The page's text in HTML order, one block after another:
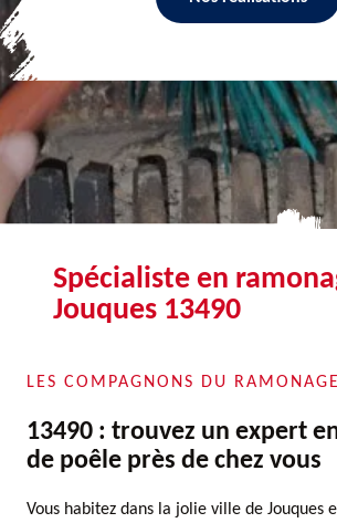
Spécialiste en
Jouques 13490
LES COMPAGNONS DU RAMONAGE
13490 : trouvez un expert
de poêle près de chez vous
Vous habitez dans la jolie ville de Jouques